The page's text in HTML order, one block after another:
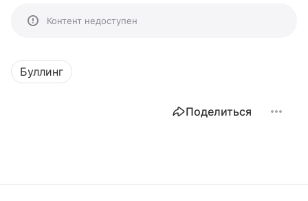
Контент недоступен
Буллинг
Поделиться